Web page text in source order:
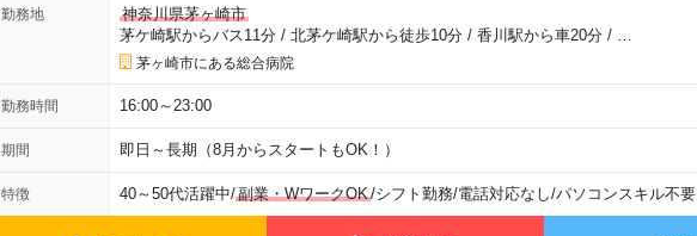
勤務地
神奈川県茅ヶ崎市
茅ケ崎駅からバス11分/ 北茅ケ崎駅から徒歩10分/ 香川駅から車20分/
茅ヶ崎市にある総合病院
勤務時間 16:00～23:00
期間 即日～長期（8月からスタートもOK！）
特徴 40～50代活躍中/副業・WワークOK/シフト勤務/電話対応なし/パソコンスキル不要